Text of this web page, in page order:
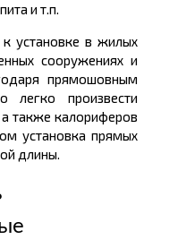
и т.п.
установке в жилых
сооружениях и
прямошовным
легко произвести
также калориферов
установка прямых
длины.